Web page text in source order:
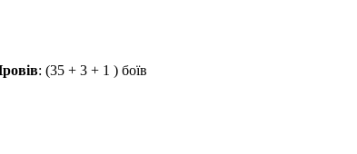
: (35 + 3 + 1 ) боїв